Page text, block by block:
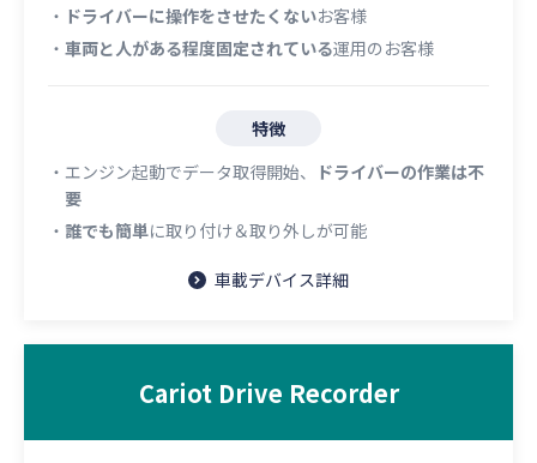
・ ドライバーに操作をさせたくないお客様
・ 車両と人がある程度固定されている運用のお客様
特徴
・エンジン起動でデータ取得開始、 ドライバーの作業は不
要
・ 誰でも簡単に取り付け＆取り外しが可能
車載デバイス詳細
Cariot Drive Recorder